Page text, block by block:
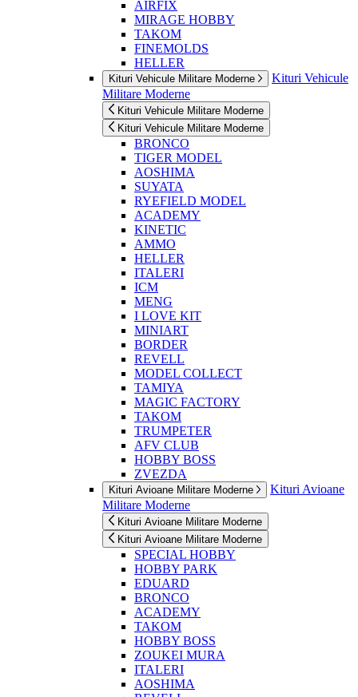
AIRFIX
MIRAGE HOBBY
TAKOM
FINEMOLDS
HELLER
Kituri Vehicule Militare Moderne
Kituri Vehicule
Militare Moderne
Kituri Vehicule Militare Moderne
Kituri Vehicule Militare Moderne
BRONCO
TIGER MODEL
AOSHIMA
SUYATA
RYEFIELD MODEL
ACADEMY
KINETIC
AMMO
HELLER
ITALERI
ICM
MENG
I LOVE KIT
MINIART
BORDER
REVELL
MODEL COLLECT
TAMIYA
MAGIC FACTORY
TAKOM
TRUMPETER
AFV CLUB
HOBBY BOSS
ZVEZDA
Kituri Avioane Militare Moderne
Kituri Avioane
Militare Moderne
Kituri Avioane Militare Moderne
Kituri Avioane Militare Moderne
SPECIAL HOBBY
HOBBY PARK
EDUARD
BRONCO
ACADEMY
TAKOM
HOBBY BOSS
ZOUKEI MURA
ITALERI
AOSHIMA